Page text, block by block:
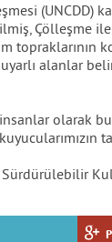
(UNCDD)
Çölleşme
topraklarının
alanlar
insanlar olarak